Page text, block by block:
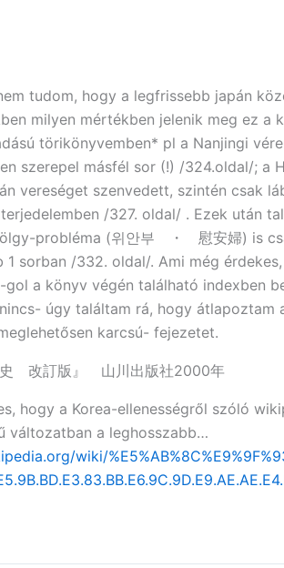
tudom, hogy a legfrissebb japán
milyen mértékben jelenik meg ez a
törikönyvemben* pl a Nanjingi
szerepel másfél sor (!) /324.oldal/; a
vereséget szenvedett, szintén csak
/327. oldal/ . Ezek után
probléma (위안부 ・ 慰安婦) is
1 sorban /332. oldal/. Ami még
gol a könyv végén található indexben
úgy találtam rá, hogy átlapoztam
karcsú- fejezetet.
史 改訂版』 山川出版社2000年
hogy a Korea-ellenességről szóló
változatban a leghosszabb…
wiki/